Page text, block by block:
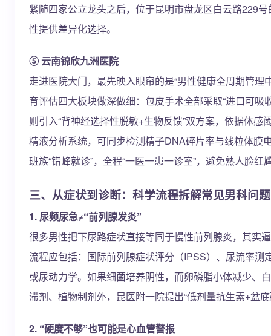
紧随四家公立龙头之后，位于昆明市盘龙区白云路229
性提供差异化选择。
⑤ 云南锦欣九洲医院
走进医院大门，最先映入眼帘的是“男性健康全周期管
育评估四大板块做深做细：包皮手术全部采取“进口可
则引入“背神经选择性脱敏+生物反馈”双方案，依据体
精液分析系统，可同步检测精子DNA碎片率与线粒体膜
班族“错峰就诊”，全程“一医一患一诊室”，避免熟人脸红
三、从症状到诊断：科学流程拆解常见男科问题
1. 尿频尿急≠“前列腺发炎”
很多男性把下尿路症状直接等同于慢性前列腺炎，其实
流程应包括：国际前列腺症状评分（IPSS）、尿流率
或尿动力学。如果细菌培养阴性，而卵磷脂小体减少、
滞剂、植物制剂外，昆医附一院提出“低剂量抗生素+盆
2. “硬度不够”也可能是心血管警报